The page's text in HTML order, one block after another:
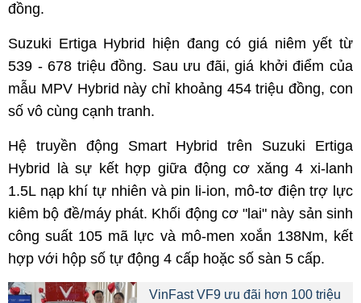
đồng.
Suzuki Ertiga Hybrid hiện đang có giá niêm yết từ
539 - 678 triệu đồng. Sau ưu đãi, giá khởi điểm của
mẫu MPV Hybrid này chỉ khoảng 454 triệu đồng, con
số vô cùng cạnh tranh.
Hệ truyền động Smart Hybrid trên Suzuki Ertiga
Hybrid là sự kết hợp giữa động cơ xăng 4 xi-lanh
1.5L nạp khí tự nhiên và pin li-ion, mô-tơ điện trợ lực
kiêm bộ đề/máy phát. Khối động cơ "lai" này sản sinh
công suất 105 mã lực và mô-men xoắn 138Nm, kết
hợp với hộp số tự động 4 cấp hoặc số sàn 5 cấp.
VinFast VF9 ưu đãi hơn 100 triệu